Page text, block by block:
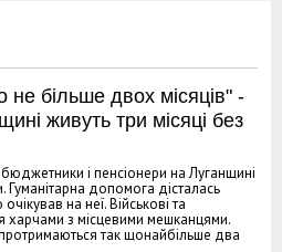
більше двох місяців" -
живуть три місяці без
бюджетники і пенсіонери на Луганщині
Гуманітарна допомога дісталась
на неї. Військові та
харчами з місцевими мешканцями.
так щонайбільше два